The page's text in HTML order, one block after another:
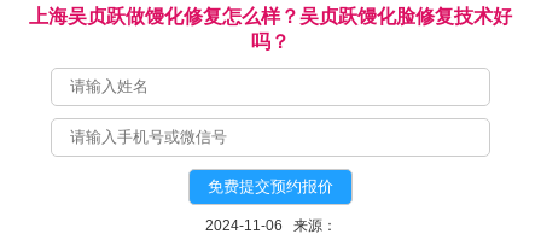
上海吴贞跃做馒化修复怎么样？吴贞跃馒化脸修复技术好
吗？
2024-11-06 来源：